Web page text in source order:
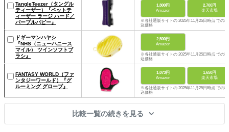
TangleTeezer（タングル
ティーザー）『ペットテ
ィーザー ラージ ハード／
パープルパピー』
1,800円
Amazon
2,700円
楽天市場
※各社通販サイトの 2025年11月25日時点 での税
込価格
ドギーマンハヤシ
『NHS（ニューハニース
マイル） ツインソフトブ
ラシ』
2,500円
Amazon
※各社通販サイトの 2025年11月25日時点 での税
込価格
FANTASY WORLD（ファ
ンタジーワールド）『グ
ルーミング グローブ』
1,073円
Amazon
1,650円
楽天市場
※各社通販サイトの 2025年11月25日時点 での税
込価格
比較一覧の続きを見る